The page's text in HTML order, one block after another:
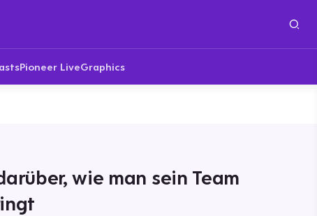
Pioneer LiveGraphics
wie man sein Team